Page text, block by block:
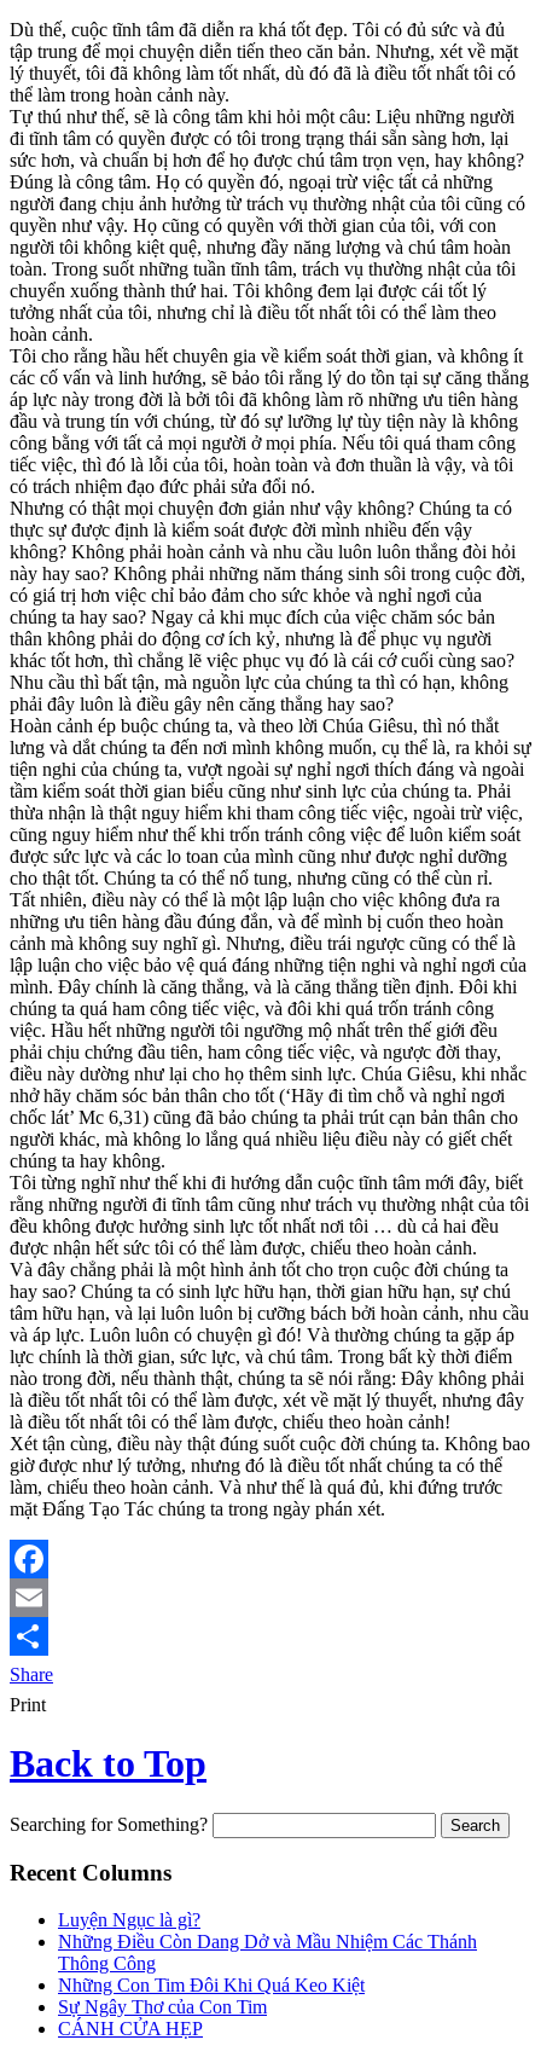
Dù thế, cuộc tĩnh tâm đã diễn ra khá tốt đẹp. Tôi có đủ sức và đủ
tập trung để mọi chuyện diễn tiến theo căn bản. Nhưng, xét về mặt
lý thuyết, tôi đã không làm tốt nhất, dù đó đã là điều tốt nhất tôi có
thể làm trong hoàn cảnh này.
Tự thú như thế, sẽ là công tâm khi hỏi một câu: Liệu những người
đi tĩnh tâm có quyền được có tôi trong trạng thái sẵn sàng hơn, lại
sức hơn, và chuẩn bị hơn để họ được chú tâm trọn vẹn, hay không?
Đúng là công tâm. Họ có quyền đó, ngoại trừ việc tất cả những
người đang chịu ảnh hưởng từ trách vụ thường nhật của tôi cũng có
quyền như vậy. Họ cũng có quyền với thời gian của tôi, với con
người tôi không kiệt quệ, nhưng đầy năng lượng và chú tâm hoàn
toàn. Trong suốt những tuần tĩnh tâm, trách vụ thường nhật của tôi
chuyển xuống thành thứ hai. Tôi không đem lại được cái tốt lý
tưởng nhất của tôi, nhưng chỉ là điều tốt nhất tôi có thể làm theo
hoàn cảnh.
Tôi cho rằng hầu hết chuyên gia về kiểm soát thời gian, và không ít
các cố vấn và linh hướng, sẽ bảo tôi rằng lý do tồn tại sự căng thẳng
áp lực này trong đời là bởi tôi đã không làm rõ những ưu tiên hàng
đầu và trung tín với chúng, từ đó sự lưỡng lự tùy tiện này là không
công bằng với tất cả mọi người ở mọi phía. Nếu tôi quá tham công
tiếc việc, thì đó là lỗi của tôi, hoàn toàn và đơn thuần là vậy, và tôi
có trách nhiệm đạo đức phải sửa đổi nó.
Nhưng có thật mọi chuyện đơn giản như vậy không? Chúng ta có
thực sự được định là kiểm soát được đời mình nhiều đến vậy
không? Không phải hoàn cảnh và nhu cầu luôn luôn thắng đòi hỏi
này hay sao? Không phải những năm tháng sinh sôi trong cuộc đời,
có giá trị hơn việc chỉ bảo đảm cho sức khỏe và nghỉ ngơi của
chúng ta hay sao? Ngay cả khi mục đích của việc chăm sóc bản
thân không phải do động cơ ích kỷ, nhưng là để phục vụ người
khác tốt hơn, thì chẳng lẽ việc phục vụ đó là cái cớ cuối cùng sao?
Nhu cầu thì bất tận, mà nguồn lực của chúng ta thì có hạn, không
phải đây luôn là điều gây nên căng thẳng hay sao?
Hoàn cảnh ép buộc chúng ta, và theo lời Chúa Giêsu, thì nó thắt
lưng và dắt chúng ta đến nơi mình không muốn, cụ thể là, ra khỏi sự
tiện nghi của chúng ta, vượt ngoài sự nghỉ ngơi thích đáng và ngoài
tầm kiểm soát thời gian biểu cũng như sinh lực của chúng ta. Phải
thừa nhận là thật nguy hiểm khi tham công tiếc việc, ngoài trừ việc,
cũng nguy hiểm như thế khi trốn tránh công việc để luôn kiểm soát
được sức lực và các lo toan của mình cũng như được nghỉ dưỡng
cho thật tốt. Chúng ta có thể nổ tung, nhưng cũng có thể cùn rỉ.
Tất nhiên, điều này có thể là một lập luận cho việc không đưa ra
những ưu tiên hàng đầu đúng đắn, và để mình bị cuốn theo hoàn
cảnh mà không suy nghĩ gì. Nhưng, điều trái ngược cũng có thể là
lập luận cho việc bảo vệ quá đáng những tiện nghi và nghỉ ngơi của
mình. Đây chính là căng thẳng, và là căng thẳng tiền định. Đôi khi
chúng ta quá ham công tiếc việc, và đôi khi quá trốn tránh công
việc. Hầu hết những người tôi ngưỡng mộ nhất trên thế giới đều
phải chịu chứng đầu tiên, ham công tiếc việc, và ngược đời thay,
điều này dường như lại cho họ thêm sinh lực. Chúa Giêsu, khi nhắc
nhở hãy chăm sóc bản thân cho tốt (‘Hãy đi tìm chỗ và nghỉ ngơi
chốc lát’ Mc 6,31) cũng đã bảo chúng ta phải trút cạn bản thân cho
người khác, mà không lo lắng quá nhiều liệu điều này có giết chết
chúng ta hay không.
Tôi từng nghĩ như thế khi đi hướng dẫn cuộc tĩnh tâm mới đây, biết
rằng những người đi tĩnh tâm cũng như trách vụ thường nhật của tôi
đều không được hưởng sinh lực tốt nhất nơi tôi … dù cả hai đều
được nhận hết sức tôi có thể làm được, chiếu theo hoàn cảnh.
Và đây chẳng phải là một hình ảnh tốt cho trọn cuộc đời chúng ta
hay sao? Chúng ta có sinh lực hữu hạn, thời gian hữu hạn, sự chú
tâm hữu hạn, và lại luôn luôn bị cưỡng bách bởi hoàn cảnh, nhu cầu
và áp lực. Luôn luôn có chuyện gì đó! Và thường chúng ta gặp áp
lực chính là thời gian, sức lực, và chú tâm. Trong bất kỳ thời điểm
nào trong đời, nếu thành thật, chúng ta sẽ nói rằng: Đây không phải
là điều tốt nhất tôi có thể làm được, xét về mặt lý thuyết, nhưng đây
là điều tốt nhất tôi có thể làm được, chiếu theo hoàn cảnh!
Xét tận cùng, điều này thật đúng suốt cuộc đời chúng ta. Không bao
giờ được như lý tưởng, nhưng đó là điều tốt nhất chúng ta có thể
làm, chiếu theo hoàn cảnh. Và như thế là quá đủ, khi đứng trước
mặt Đấng Tạo Tác chúng ta trong ngày phán xét.
Facebook
Email
Share
Print
Back to Top
Searching for Something?
Recent Columns
Luyện Ngục là gì?
Những Điều Còn Dang Dở và Mầu Nhiệm Các Thánh
Thông Công
Những Con Tim Đôi Khi Quá Keo Kiệt
Sự Ngây Thơ của Con Tim
CÁNH CỬA HẸP